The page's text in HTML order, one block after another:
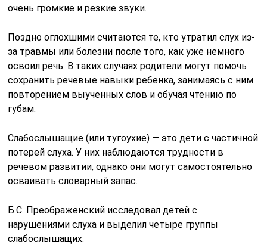
очень громкие и резкие звуки.
Поздно оглохшими считаются те, кто утратил слух из-
за травмы или болезни после того, как уже немного
освоил речь. В таких случаях родители могут помочь
сохранить речевые навыки ребенка, занимаясь с ним
повторением выученных слов и обучая чтению по
губам.
Слабослышащие (или тугоухие) — это дети с частичной
потерей слуха. У них наблюдаются трудности в
речевом развитии, однако они могут самостоятельно
осваивать словарный запас.
Б.С. Преображенский исследовал детей с
нарушениями слуха и выделил четыре группы
слабослышащих: